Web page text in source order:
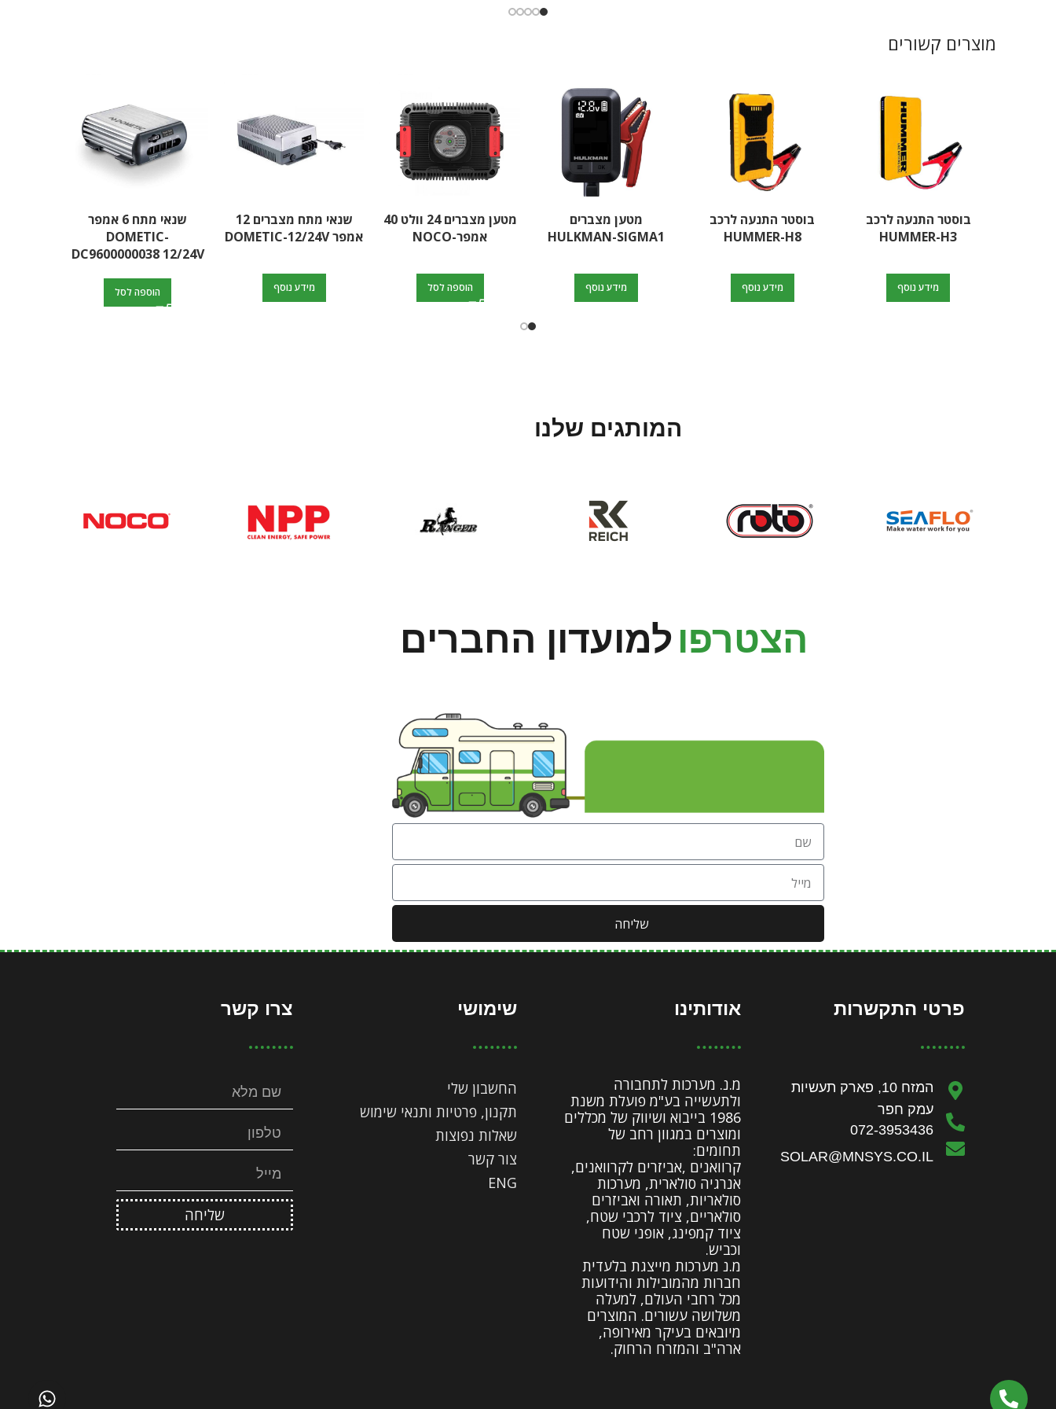
מוצרים קשורים
בוסטר התנעה לרכב
HUMMER-H3
מידע נוסף
בוסטר התנעה לרכב
HUMMER-H8
מידע נוסף
מטען מצברים
HULKMAN-SIGMA1
מידע נוסף
מטען מצברים 24 וולט 40
אמפר-NOCO
הוספה לסל
שנאי מתח מצברים 12
אמפר DOMETIC-12/24V
מידע נוסף
שנאי מתח 6 אמפר
DOMETIC-
DC9600000038 12/24V
הוספה לסל
המותגים שלנו
הצטרפו למועדון החברים
שליחה
פרטי התקשרות
המזח 10, פארק תעשיות
עמק חפר
072-3953436
SOLAR@MNSYS.CO.IL
אודותינו
מ.נ. מערכות לתחבורה
ולתעשייה בע"מ פועלת משנת
1986 בייבוא ושיווק של מכללים
ומוצרים במגוון רחב של
תחומים:
קרוואנים ,אביזרים לקרוואנים,
אנרגיה סולארית, מערכות
סולאריות, תאורה ואביזרים
סולאריים, ציוד לרכבי שטח,
ציוד קמפינג, אופני שטח
וכביש.
מ.נ מערכות מייצגת בלעדית
חברות מהמובילות והידועות
מכל רחבי העולם, למעלה
משלושה עשורים. המוצרים
מיובאים בעיקר מאירופה,
ארה"ב והמזרח הרחוק.
שימושי
החשבון שלי
תקנון, פרטיות ותנאי שימוש
שאלות נפוצות
צור קשר
ENG
צרו קשר
שליחה